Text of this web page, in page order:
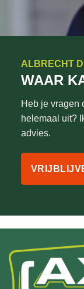
ALBRECHT
WAAR
Heb je vragen
helemaal uit?
advies.